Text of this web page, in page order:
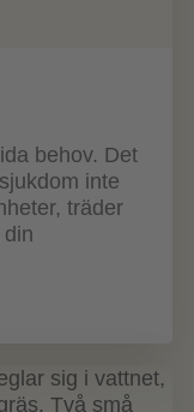
behov. Det
inte
träder